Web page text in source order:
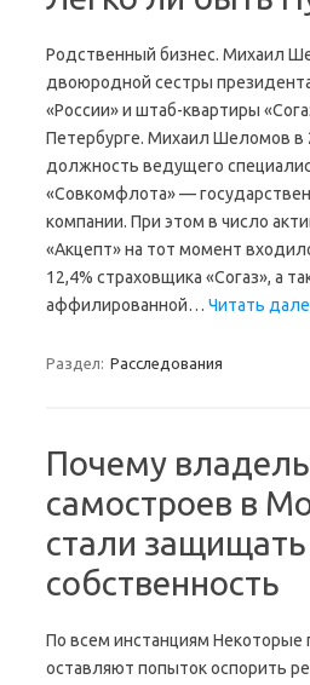
Родственный бизнес. Михаил
двоюродной сестры
«России» и штаб-квартиры
Петербурге. Михаил Шеломов в
должность ведущего
«Совкомфлота» —
компании. При этом в число
«Акцепт» на тот момент
12,4% страховщика «Согаз», а
аффилированной… Читать
Раздел: Расследования
Почему
самостроев в
стали
собственность
По всем инстанциям
оставляют попыток оспорить